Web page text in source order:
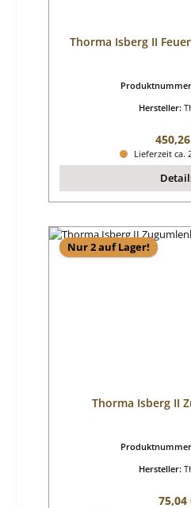
Thorma Isberg II
Hersteller:
Lieferzeit ca.
Nur 2 auf Lager!
Thorma Isberg II
Hersteller:
75,04